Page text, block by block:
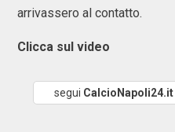
arrivassero al contatto.
Clicca sul video
segui CalcioNapoli24.it